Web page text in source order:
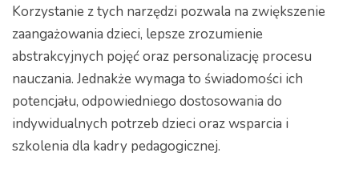
Korzystanie z tych narzędzi pozwala na zwiększenie
zaangażowania dzieci, lepsze zrozumienie
abstrakcyjnych pojęć oraz personalizację procesu
nauczania. Jednakże wymaga to świadomości ich
potencjału, odpowiedniego dostosowania do
indywidualnych potrzeb dzieci oraz wsparcia i
szkolenia dla kadry pedagogicznej.